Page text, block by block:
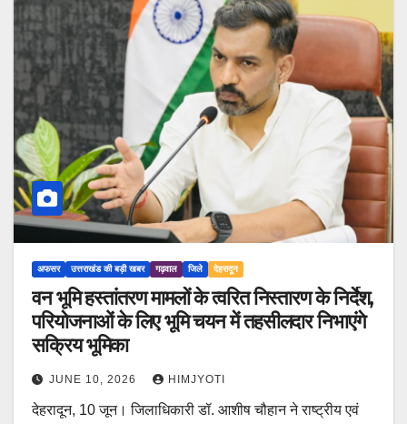
अफसर उत्तराखंड की बड़ी खबर गढ़वाल जिले देहरादून
वन भूमि हस्तांतरण मामलों के त्वरित निस्तारण के निर्देश,
परियोजनाओं के लिए भूमि चयन में तहसीलदार निभाएंगे
सक्रिय भूमिका
JUNE 10, 2026 HIMJYOTI
देहरादून, 10 जून। जिलाधिकारी डॉ. आशीष चौहान ने राष्ट्रीय एवं